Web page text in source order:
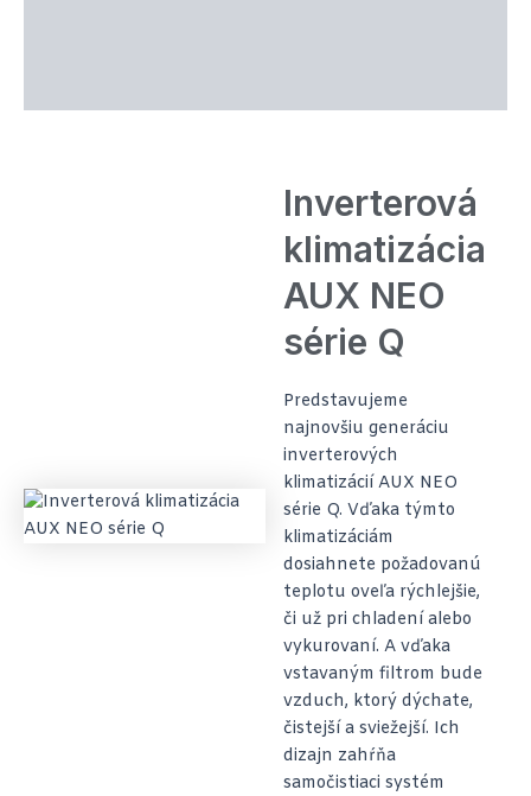
Inverterová
klimatizácia
AUX NEO
série Q
Predstavujeme
najnovšiu generáciu
inverterových
klimatizácií AUX NEO
série Q. Vďaka týmto
klimatizáciám
dosiahnete požadovanú
teplotu oveľa rýchlejšie,
či už pri chladení alebo
vykurovaní. A vďaka
vstavaným filtrom bude
vzduch, ktorý dýchate,
čistejší a sviežejší. Ich
dizajn zahŕňa
samočistiaci systém